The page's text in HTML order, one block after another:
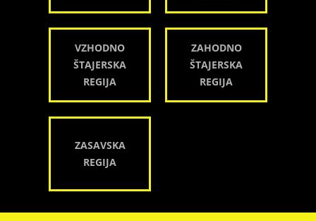
VZHODNO
ŠTAJERSKA
REGIJA
ZAHODNO
ŠTAJERSKA
REGIJA
ZASAVSKA
REGIJA